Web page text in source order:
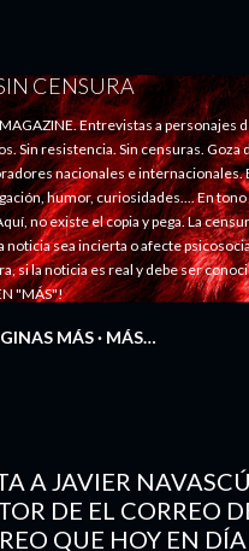
CENSURA
Entrevistas a personajes
Sin resistencia. Sin censuras. Goza
nacionales e internacionales.
humor, curiosidades.... En
no existe el copia y pega. La
noticia sea incierta o afecte
si la noticia es real y debe ser
"MÁS"!
MÁS MÁS…
A JAVIER
DE EL CORREO
QUE HOY EN